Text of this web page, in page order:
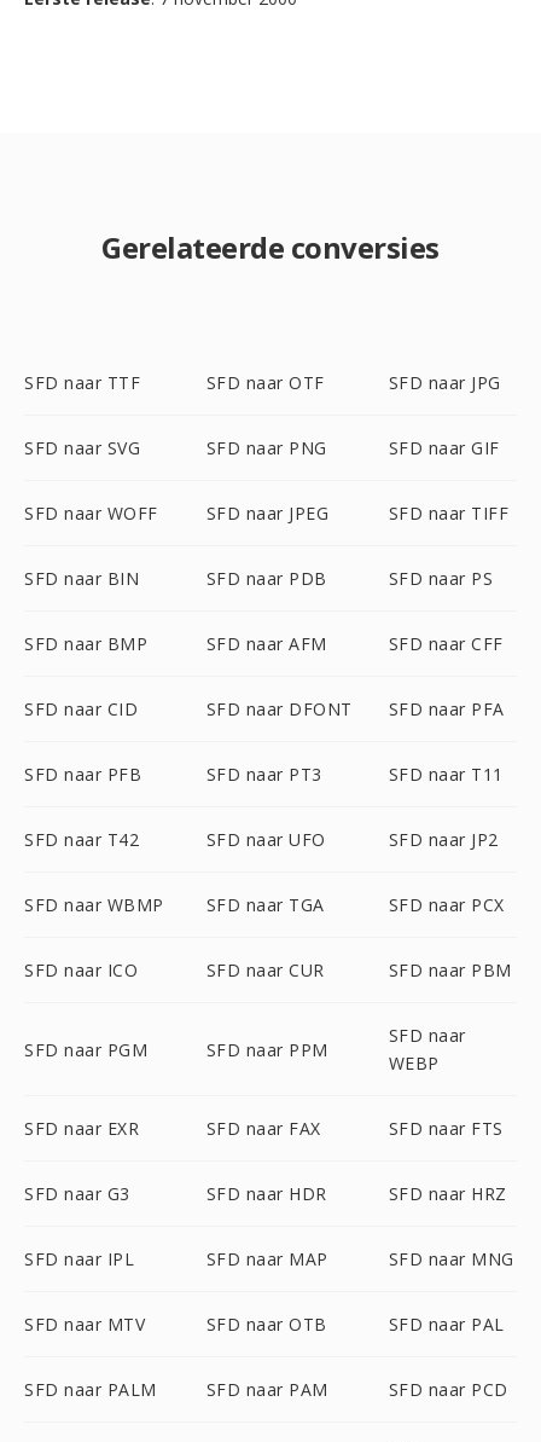
Gerelateerde conversies
SFD naar TTF SFD naar OTF SFD naar JPG
SFD naar SVG SFD naar PNG SFD naar GIF
SFD naar WOFF SFD naar JPEG SFD naar TIFF
SFD naar BIN SFD naar PDB SFD naar PS
SFD naar BMP SFD naar AFM SFD naar CFF
SFD naar CID SFD naar DFONT SFD naar PFA
SFD naar PFB SFD naar PT3 SFD naar T11
SFD naar T42 SFD naar UFO SFD naar JP2
SFD naar WBMP SFD naar TGA SFD naar PCX
SFD naar ICO SFD naar CUR SFD naar PBM
SFD naar PGM SFD naar PPM
SFD naar
WEBP
SFD naar EXR SFD naar FAX SFD naar FTS
SFD naar G3 SFD naar HDR SFD naar HRZ
SFD naar IPL SFD naar MAP SFD naar MNG
SFD naar MTV SFD naar OTB SFD naar PAL
SFD naar PALM SFD naar PAM SFD naar PCD